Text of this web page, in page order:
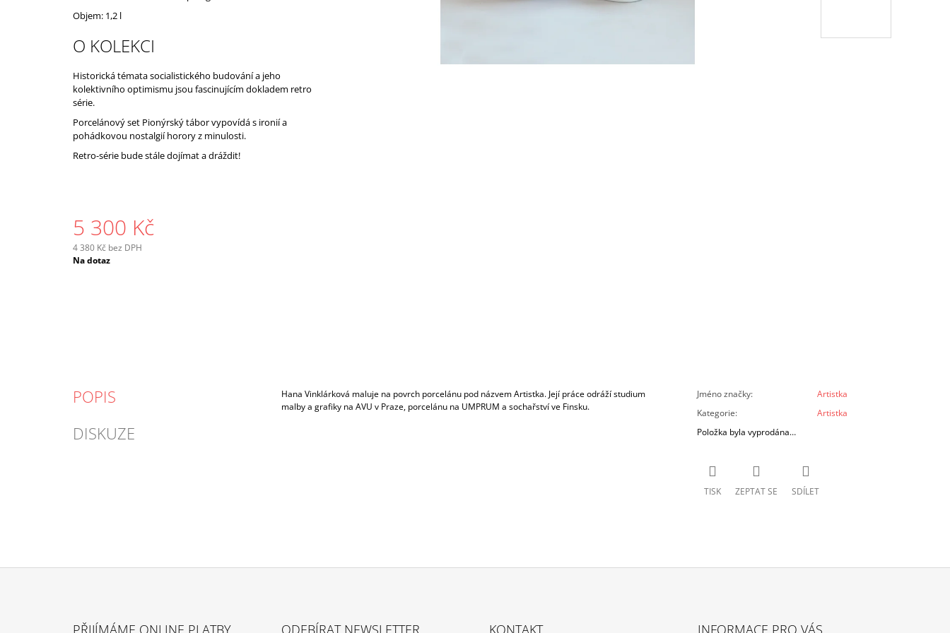
Objem: 1,2 l
O KOLEKCI
Historická témata socialistického budování a jeho
kolektivního optimismu jsou fascinujícím dokladem retro
série.
Porcelánový set Pionýrský tábor vypovídá s ironií a
pohádkovou nostalgií horory z minulosti.
Retro-série bude stále dojímat a dráždit!
5 300 Kč
4 380 Kč bez DPH
Měrná
Na dotaz
POPIS
DISKUZE
Hana Vinklárková maluje na povrch porcelánu pod názvem Artistka. Její práce odráží studium
malby a grafiky na AVU v Praze, porcelánu na UMPRUM a sochařství ve Finsku.
Jméno značky:
Artistka
Kategorie:
Artistka
Položka byla vyprodána…
TISK ZEPTAT SE SDÍLET